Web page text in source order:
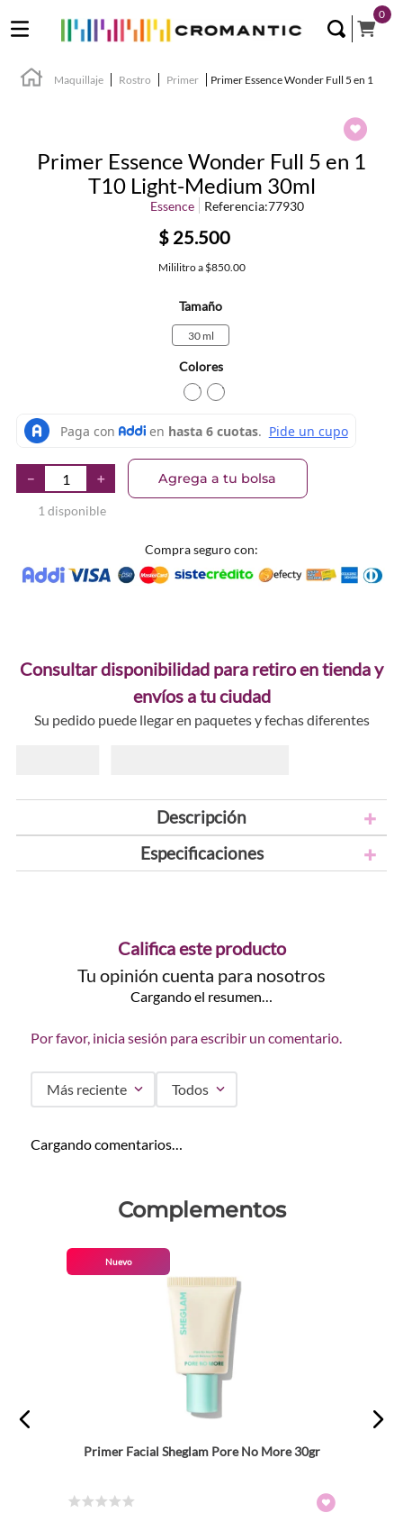
0
Maquillaje Rostro Primer Primer Essence Wonder Full 5 en 1
Primer Essence Wonder Full 5 en 1
T10 Light-Medium 30ml
Essence Referencia:77930
$ 25.500
Mililitroa $850.00
Tamaño
30 ml
Colores
TEXTURA_4059729491169
TEXTURA_4059729491145
＋
－
1 disponible
Agrega a tu bolsa
Compra seguro con:
Consultar disponibilidad para retiro en tienda y
envíos a tu ciudad
Su pedido puede llegar en paquetes y fechas diferentes
Descripción
Especificaciones
Califica este producto
Tu opinión cuenta para nosotros
Cargando el resumen…
Por favor, inicia sesión para escribir un comentario.
Más reciente Todos
Cargando comentarios…
Complementos
Nuevo
Primer Facial Sheglam Pore No More 30gr